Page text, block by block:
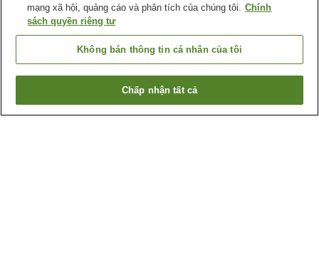
Quay lại trang trước
mạng xã hội, quảng cáo và phân tích của chúng tôi. Chính
sách quyền riêng tư
Không bán thông tin cá nhân của tôi
Chấp nhận tất cả